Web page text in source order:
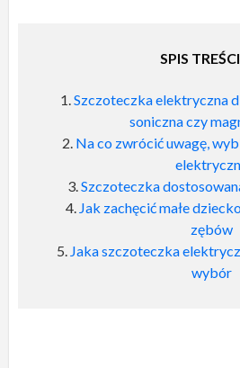
SPIS
Szczoteczka elektryczna
soniczna czy
Na co zwrócić uwagę,
Szczoteczka
Jak zachęcić małe
zębów
Jaka szczoteczka
wybór